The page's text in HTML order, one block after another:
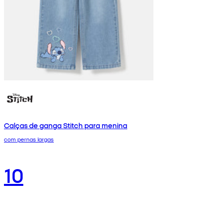
Calças de ganga Stitch para menina
com pernas largas
10